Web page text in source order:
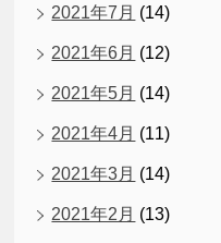
2021年7月 (14)
2021年6月 (12)
2021年5月 (14)
2021年4月 (11)
2021年3月 (14)
2021年2月 (13)